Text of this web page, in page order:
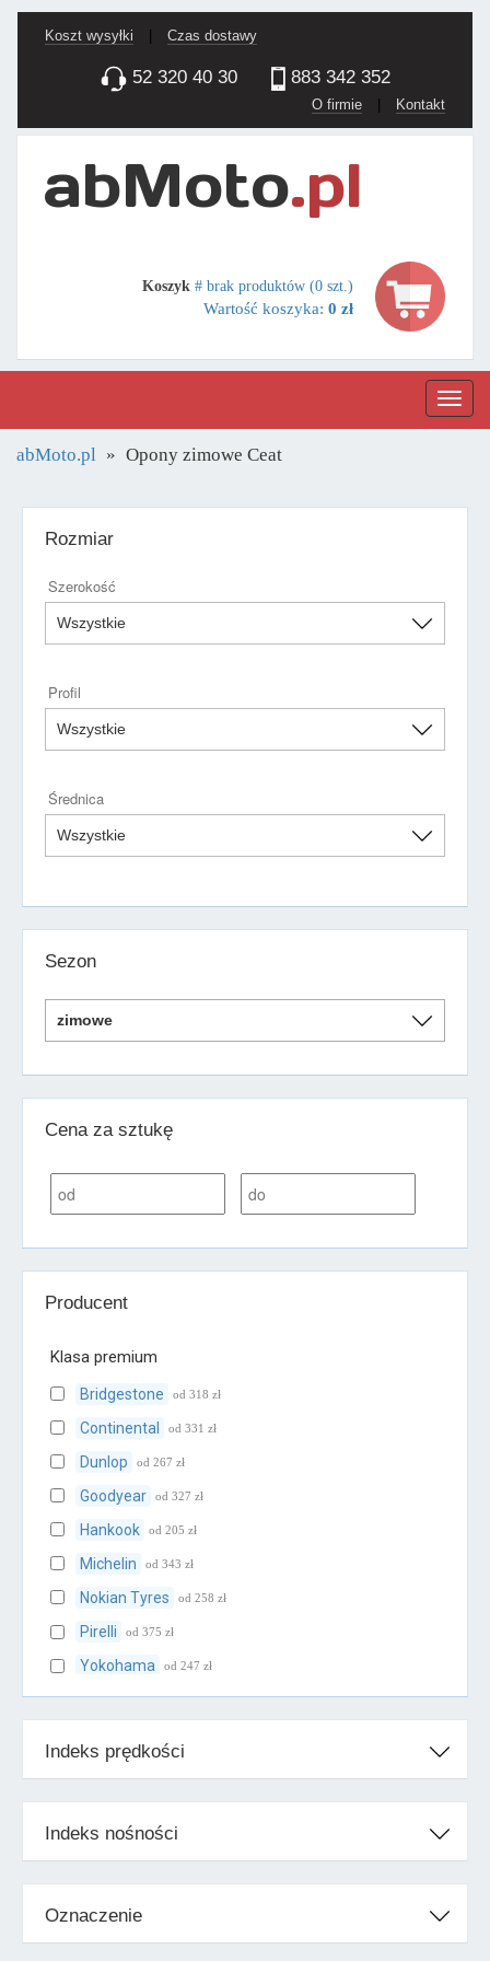
Koszt wysyłki Czas dostawy
52 320 40 30 883 342 352
O firmie | Kontakt
Koszyk # brak produktów (0 szt.)
Wartość koszyka: 0 zł
abMoto.pl Opony zimowe Ceat
Rozmiar
Szerokość
Profil
Średnica
Sezon
Cena za sztukę
Producent
Klasa premium
Bridgestone od 318 zł
Continental od 331 zł
Dunlop od 267 zł
Goodyear od 327 zł
Hankook od 205 zł
Michelin od 343 zł
Nokian Tyres od 258 zł
Pirelli od 375 zł
Yokohama od 247 zł
Klasa średnia
BFGoodrich od 245 zł
Falken od 225 zł
Firestone od 248 zł
Indeks prędkości
Indeks nośności
Oznaczenie